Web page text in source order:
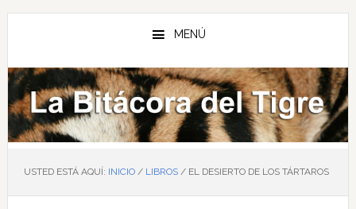
Saltar
principal
Saltar
barra
lateral
principal
Saltar
de
página
MENÚ
USTED ESTÁ AQUÍ: INICIO / LIBROS /EL DESIERTO DE LOS TÁRTAROS